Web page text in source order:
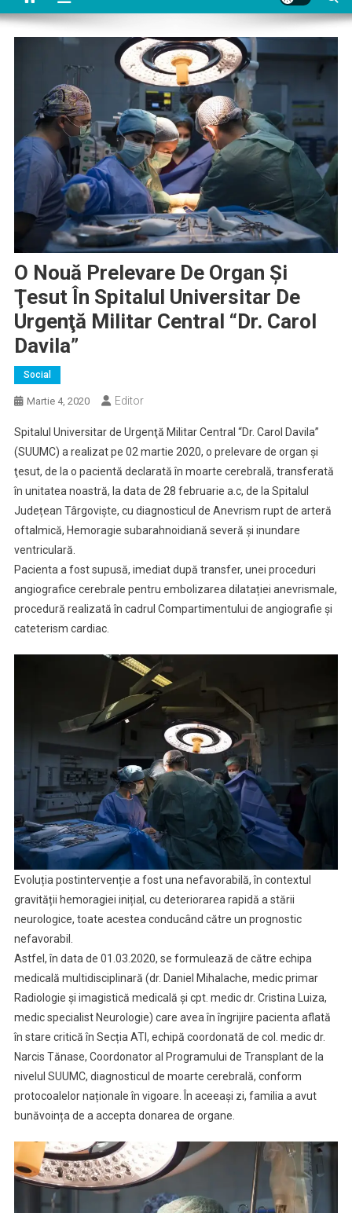
O Nouă Prelevare De Organ Şi
Ţesut În Spitalul Universitar De
Urgenţă Militar Central “Dr. Carol
Davila”
Social
Martie 4, 2020 Editor
Spitalul Universitar de Urgenţă Militar Central “Dr. Carol Davila”
(SUUMC) a realizat pe 02 martie 2020, o prelevare de organ şi
ţesut, de la o pacientă declarată în moarte cerebrală, transferată
în unitatea noastră, la data de 28 februarie a.c, de la Spitalul
Județean Târgoviște, cu diagnosticul de Anevrism rupt de arteră
oftalmică, Hemoragie subarahnoidiană severă și inundare
ventriculară.
Pacienta a fost supusă, imediat după transfer, unei proceduri
angiografice cerebrale pentru embolizarea dilatației anevrismale,
procedură realizată în cadrul Compartimentului de angiografie și
cateterism cardiac.
Evoluția postintervenție a fost una nefavorabilă, în contextul
gravității hemoragiei inițial, cu deteriorarea rapidă a stării
neurologice, toate acestea conducând către un prognostic
nefavorabil.
Astfel, în data de 01.03.2020, se formulează de către echipa
medicală multidisciplinară (dr. Daniel Mihalache, medic primar
Radiologie și imagistică medicală și cpt. medic dr. Cristina Luiza,
medic specialist Neurologie) care avea în îngrijire pacienta aflată
în stare critică în Secția ATI, echipă coordonată de col. medic dr.
Narcis Tănase, Coordonator al Programului de Transplant de la
nivelul SUUMC, diagnosticul de moarte cerebrală, conform
protocoalelor naționale în vigoare. În aceeași zi, familia a avut
bunăvoința de a accepta donarea de organe.